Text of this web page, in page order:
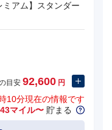
アム】スタンダー
目安 92,600 円
10分現在の情報です
マイル〜 貯まる